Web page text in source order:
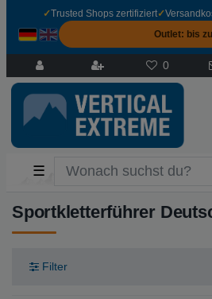
✓Trusted Shops zertifiziert✓
Outlet: bis
0
☰
Sportkletterführer
Filter